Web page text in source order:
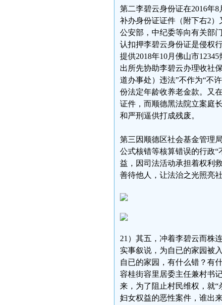
第二李碧云身份证在2016年
补办身份证证件（附下右2）
公安部，中纪委等向有关部
认扣押李碧云身份证是侵权
提供2018年10月佛山市
出所先协助李碧云办理收社
道办事处）违法”不作为“不
份法定年龄收养老金款。又
证件，而顺德黑法院立案庭
和严刑逼供打成残废。
第三因顺德区社会基金管理
公式核错等核算错误的行政
益，因司法活动承担着权利
善待他人，让法治之光照亮
21）其五，冲着李碧云而株
实事叙说，为自已的家园被
自已的家园，有什么错？有
容桂街容里居委主任兼村书
来，为了阻止村民维权，就
妇女权益的恶性案件，谁出